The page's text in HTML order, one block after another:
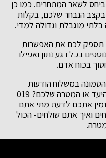
ביחס לשאר המתחרים. כמו כן
הנבחר שלכם, בקלות
מוגבלת וגדולה למדי.
תספק לכם את האפשרות
בכל רגע נתון ואפילו
בכוח אדם.
במשלוח הודעות
חכמות עם מסר מדויק ונכון לקהל היעד או המטרה שלכם? 019
אתכם לדעת מתי אתם
ואיך אתם שולחים- הכול